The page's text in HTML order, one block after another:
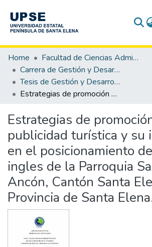
Communities & Collections
All of DSpace
Statistics
Home
Facultad de Ciencias Administrativas
Carrera de Gestión y Desarrollo Turístico
Tesis de Gestión y Desarrollo Turístico
Estrategias de promoción y publicidad turística y su incidencia en el posicionamiento del circuito ingles de la Parroquia San José Ancón, Cantón Santa Elena Provincia de Santa Elena. 2015.
Estrategias de
publicidad turística y su
en el posicionamiento
ingles de la Parroquia
Ancón, Cantón Santa
Provincia de Santa